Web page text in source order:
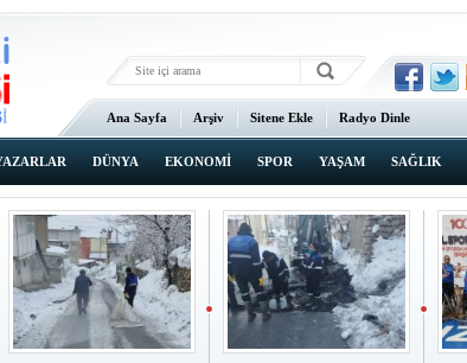
Ana Sayfa Arşiv Sitene Ekle Radyo Dinle
DÜNYA EKONOMİ SPOR YAŞAM SAĞLIK